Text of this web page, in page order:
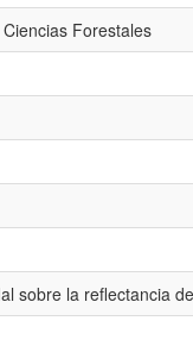
Forestales
sobre la reflectancia